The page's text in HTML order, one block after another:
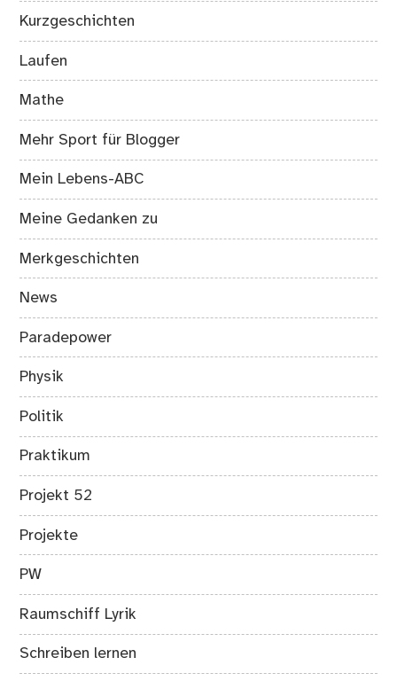
Kurzgeschichten
Laufen
Mathe
Mehr Sport für Blogger
Mein Lebens-ABC
Meine Gedanken zu
Merkgeschichten
News
Paradepower
Physik
Politik
Praktikum
Projekt 52
Projekte
PW
Raumschiff Lyrik
Schreiben lernen